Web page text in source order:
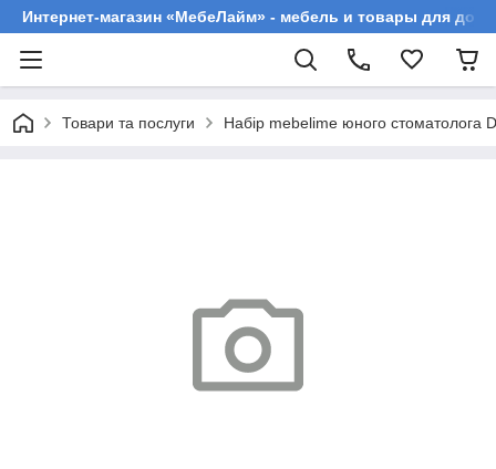
Интернет-магазин «МебеЛайм» - мебель и товары для
Товари та послуги Набір mebelime юного стоматолога